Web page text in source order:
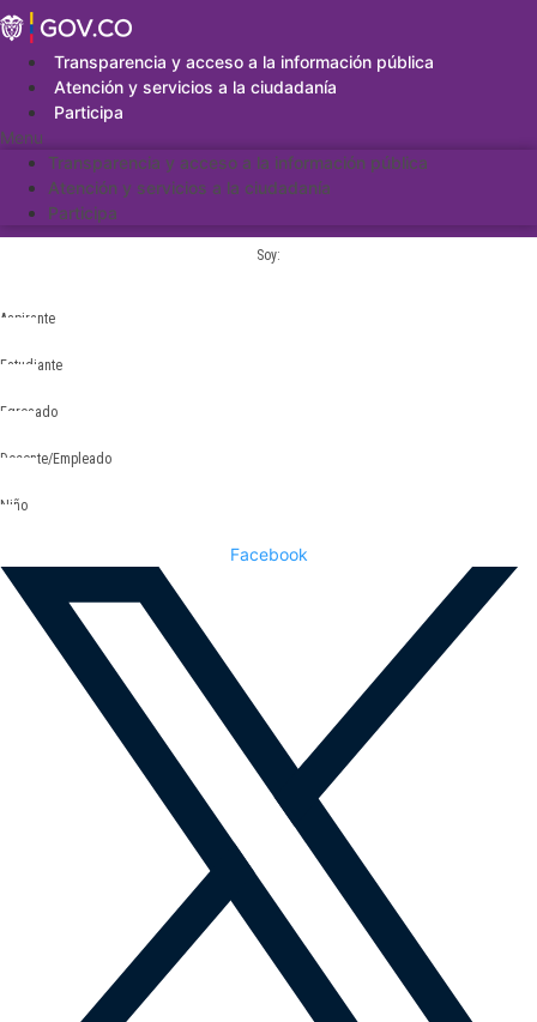
Saltar
al
contenidoTransparencia y acceso a la información pública
Atención y servicios a la ciudadanía
Participa
Menu
Transparencia y acceso a la información pública
Atención y servicios a la ciudadanía
Participa
Soy:
Aspirante
Estudiante
Egresado
Docente/Empleado
Niño
Facebook